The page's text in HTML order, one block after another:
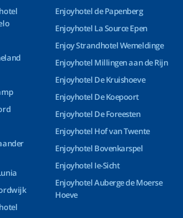
Enjoyhotel de Papenberg
Enjoyhotel La Source Epen
Enjoy Strandhotel Wemeldinge
Enjoyhotel Millingen aan de Rijn
Enjoyhotel De Kruishoeve
Enjoyhotel De Koepoort
Enjoyhotel De Foreesten
Enjoyhotel Hof van Twente
Enjoyhotel Bovenkarspel
Enjoyhotel Ie-Sicht
Enjoyhotel Auberge de Moerse
Hoeve